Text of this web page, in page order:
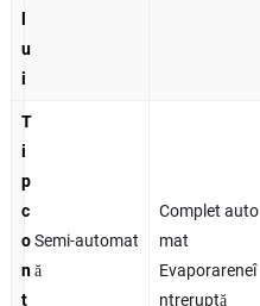
l
u
i
T
i
p
c
o
n
t
Semi-automat
ă
Complet auto
mat
Evaporareneî
ntreruptă